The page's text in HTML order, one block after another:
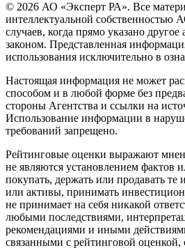
© 2026 АО «Эксперт РА». Все
интеллектуальной собственностью
случаев, когда прямо указано
законом. Представленная
использования исключительно в
Настоящая информация не может
способом и в любой форме без
стороны Агентства и ссылки на
Использование информации в
требований запрещено.
Рейтинговые оценки выражают
не являются установлением фактов
покупать, держать или продавать
или активы, принимать
не принимает на себя никакой
любыми последствиями,
рекомендациями и иными
связанными с рейтинговой